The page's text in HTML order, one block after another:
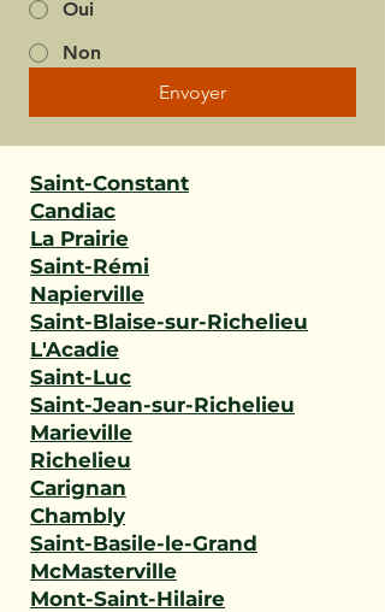
Oui
Non
Envoyer
Saint-Constant
Candiac
La Prairie
Saint-Rémi
Napierville
Saint-Blaise-sur-Richelieu
L'Acadie
Saint-Luc
Saint-Jean-sur-Richelieu
Marieville
Richelieu
Carignan
Chambly
Saint-Basile-le-Grand
McMasterville
Mont-Saint-Hilaire